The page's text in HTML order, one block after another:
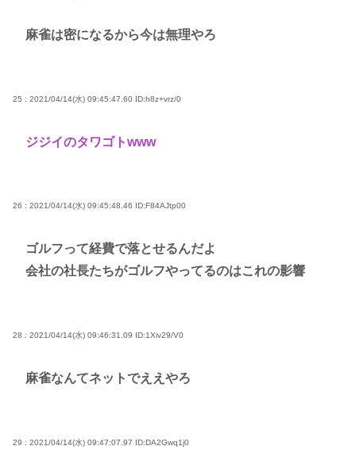
麻雀は密になるから今は無理やろ
25 : 2021/04/14(水) 09:45:47.60 ID:h8z+vrz/0
ジジイのタワゴトwww
26 : 2021/04/14(水) 09:45:48.46 ID:F84AJtp00
ゴルフって経費で落とせるんだよ
会社の社長たちがゴルフやってるのはこれの影響
28 : 2021/04/14(水) 09:46:31.09 ID:1Xiv29/V0
麻雀なんてネットでええやろ
29 : 2021/04/14(水) 09:47:07.97 ID:DA2Gwq1j0